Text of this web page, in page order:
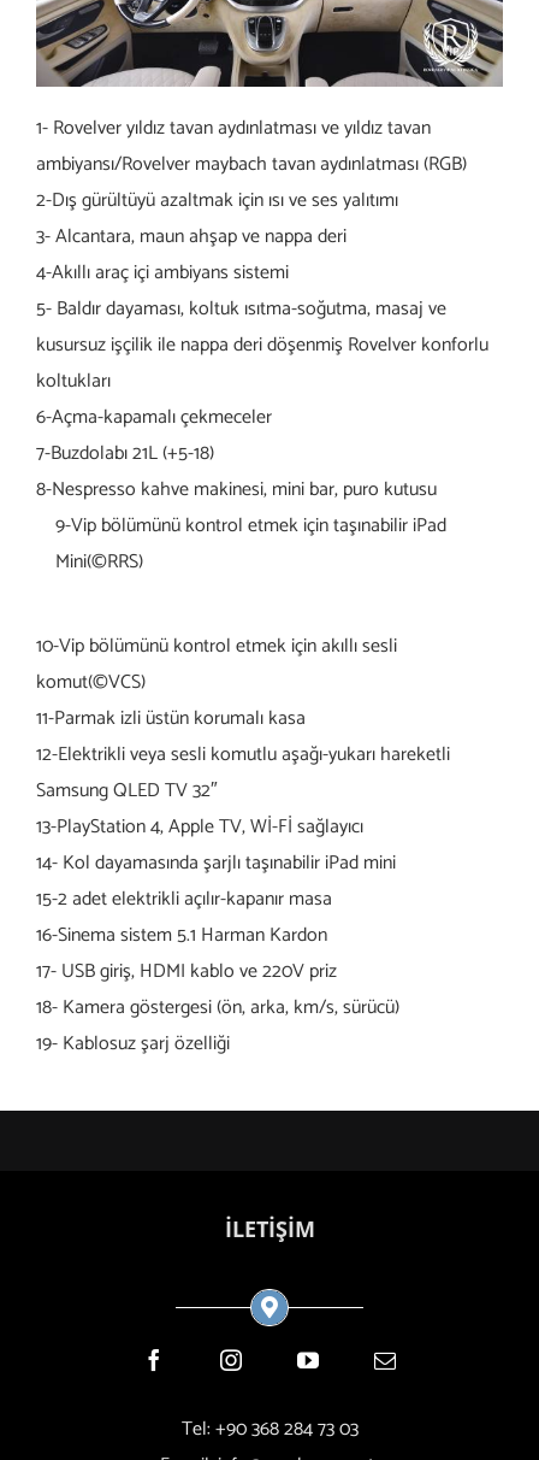
1- Rovelver yıldız tavan aydınlatması ve yıldız tavan
ambiyansı/Rovelver maybach tavan aydınlatması (RGB)
2-Dış gürültüyü azaltmak için ısı ve ses yalıtımı
3- Alcantara, maun ahşap ve nappa deri
4-Akıllı araç içi ambiyans sistemi
5- Baldır dayaması, koltuk ısıtma-soğutma, masaj ve
kusursuz işçilik ile nappa deri döşenmiş Rovelver konforlu
koltukları
6-Açma-kapamalı çekmeceler
7-Buzdolabı 21L (+5-18)
8-Nespresso kahve makinesi, mini bar, puro kutusu
9-Vip bölümünü kontrol etmek için taşınabilir iPad
Mini(©RRS)
10-Vip bölümünü kontrol etmek için akıllı sesli
komut(©VCS)
11-Parmak izli üstün korumalı kasa
12-Elektrikli veya sesli komutlu aşağı-yukarı hareketli
Samsung QLED TV 32″
13-PlayStation 4, Apple TV, Wİ-Fİ sağlayıcı
14- Kol dayamasında şarjlı taşınabilir iPad mini
15-2 adet elektrikli açılır-kapanır masa
16-Sinema sistem 5.1 Harman Kardon
17- USB giriş, HDMI kablo ve 220V priz
18- Kamera göstergesi (ön, arka, km/s, sürücü)
19- Kablosuz şarj özelliği
İLETİŞİM
Tel: +90 368 284 73 03